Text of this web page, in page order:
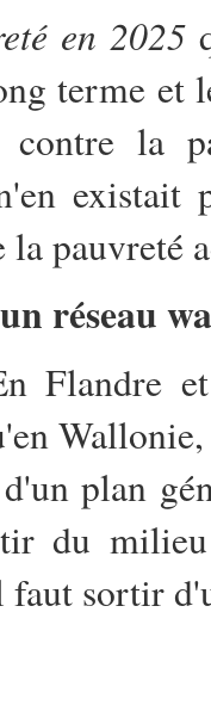
en 2025
terme et
la
existait
pauvreté
réseau
Flandre
plan
du milieu
sortir